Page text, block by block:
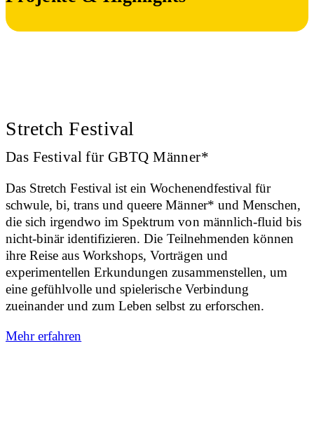
Stretch Festival
Das Festival für GBTQ Männer*
Das Stretch Festival ist ein Wochenendfestival für
schwule, bi, trans und queere Männer* und Menschen,
die sich irgendwo im Spektrum von männlich-fluid bis
nicht-binär identifizieren. Die Teilnehmenden können
ihre Reise aus Workshops, Vorträgen und
experimentellen Erkundungen zusammenstellen, um
eine gefühlvolle und spielerische Verbindung
zueinander und zum Leben selbst zu erforschen.
Mehr erfahren